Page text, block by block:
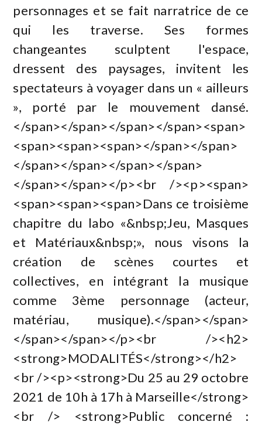
personnages et se fait narratrice de ce
qui les traverse. Ses formes
changeantes sculptent l'espace,
dressent des paysages, invitent les
spectateurs à voyager dans un « ailleurs
», porté par le mouvement dansé.
</span></span></span></span><span>
<span><span><span></span></span>
</span></span></span></span>
</span></span></p><br /><p><span>
<span><span><span>Dans ce troisième
chapitre du labo «&nbsp;Jeu, Masques
et Matériaux&nbsp;», nous visons la
création de scènes courtes et
collectives, en intégrant la musique
comme 3ème personnage (acteur,
matériau, musique).</span></span>
</span></span></p><br /><h2>
<strong>MODALITÉS</strong></h2>
<br /><p><strong>Du 25 au 29 octobre
2021 de 10h à 17h à Marseille</strong>
<br /> <strong>Public concerné :